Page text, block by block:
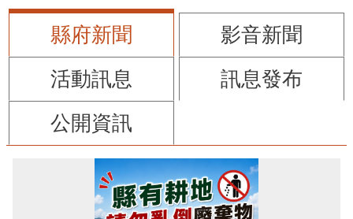
縣府新聞
影音新聞
活動訊息
訊息發布
公開資訊